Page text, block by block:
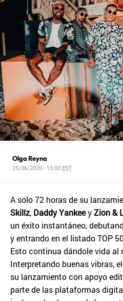
Olga Reyna
25/06/2020 - 15:03 EST
A solo 72 horas de su
Skillz, Daddy YankeeyZion &
un éxito instantáneo,
y entrando en el listado TOP
Esto continua dándole vida al
Interpretando buenas vibras,
su lanzamiento con apoyo
parte de las plataformas